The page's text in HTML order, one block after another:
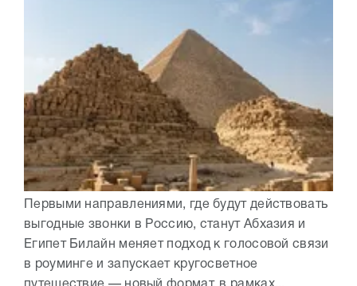
Первыми направлениями, где будут действовать
выгодные звонки в Россию, станут Абхазия и
Египет Билайн меняет подход к голосовой связи
в роуминге и запускает кругосветное